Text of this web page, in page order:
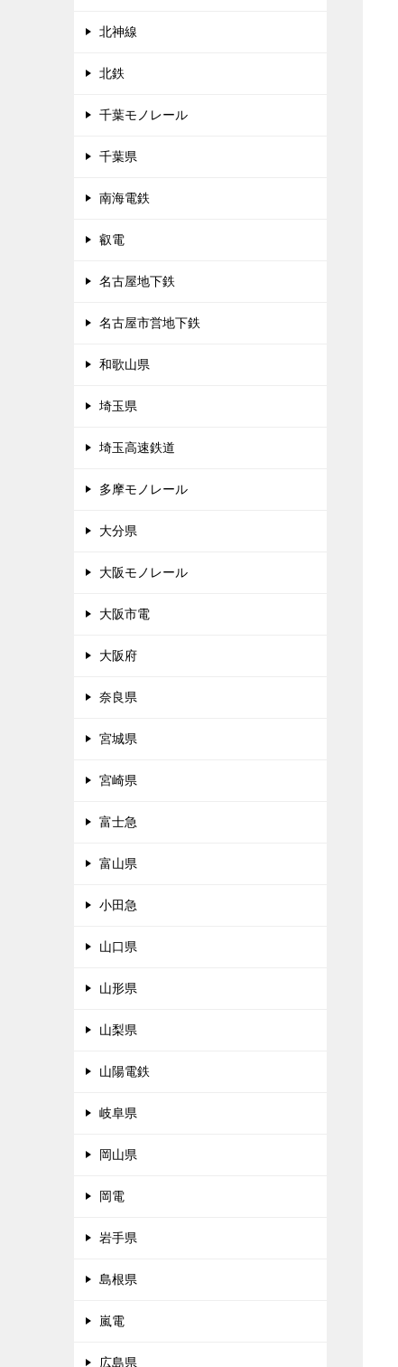
北神線
北鉄
千葉モノレール
千葉県
南海電鉄
叡電
名古屋地下鉄
名古屋市営地下鉄
和歌山県
埼玉県
埼玉高速鉄道
多摩モノレール
大分県
大阪モノレール
大阪市電
大阪府
奈良県
宮城県
宮崎県
富士急
富山県
小田急
山口県
山形県
山梨県
山陽電鉄
岐阜県
岡山県
岡電
岩手県
島根県
嵐電
広島県